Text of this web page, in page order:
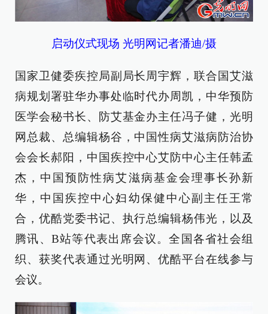
启动仪式现场 光明网记者潘迪/摄
国家卫健委疾控局副局长周宇辉，联合国艾滋
病规划署驻华办事处临时代办周凯，中华预防
医学会秘书长、防艾基金办主任冯子健，光明
网总裁、总编辑杨谷，中国性病艾滋病防治协
会会长郝阳，中国疾控中心艾防中心主任韩孟
杰，中国预防性病艾滋病基金会理事长孙新
华，中国疾控中心妇幼保健中心副主任王常
合，优酷党委书记、执行总编辑杨伟光，以及
腾讯、B站等代表出席会议。全国各省社会组
织、获奖代表通过光明网、优酷平台在线参与
会议。